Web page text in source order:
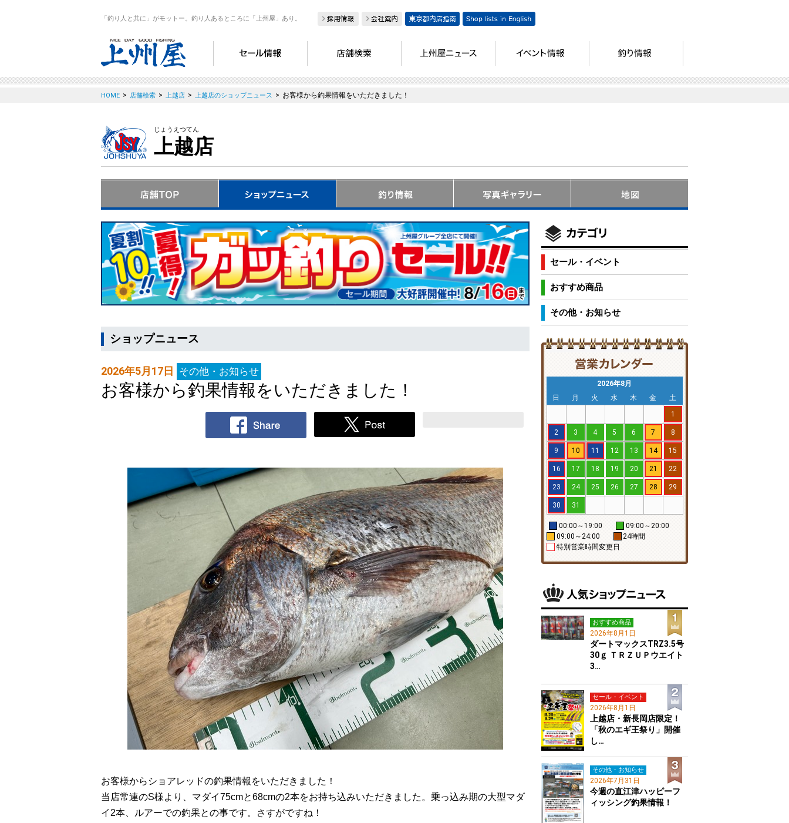
「釣り人と共に」がモットー。釣り人あるところに「上州屋」あり。
HOME > 店舗検索 > 上越店 > 上越店のショップニュース > お客様から釣果情報をいただきました！
じょうえつてん
上越店
ショップニュース
2026年5月17日 その他・お知らせ
お客様から釣果情報をいただきました！
お客様からショアレッドの釣果情報をいただきました！
当店常連のS様より、マダイ75cmと68cmの2本をお持ち込みいただきました。乗っ込み期の大型マダ
イ2本、ルアーでの釣果との事です。さすがですね！
セール・イベント
おすすめ商品
その他・お知らせ
2026年8月
日
月 火 水 木 金
土
1
2 3 4 5 6 7 8
9 10 11 12 13 14 15
16 17 18 19 20 21 22
23 24 25 26 27 28 29
30 31
09:00～20:00
00:00～19:00
09:00～24:00
24時間
特別営業時間変更日
おすすめ商品
2026年8月1日
ダートマックスTRZ3.5号
30ｇ ＴＲＺＵＰウエイト
3…
セール・イベント
2026年8月1日
上越店・新長岡店限定！
「秋のエギ王祭り」開催
し…
その他・お知らせ
2026年7月31日
今週の直江津ハッピーフ
ィッシング釣果情報！